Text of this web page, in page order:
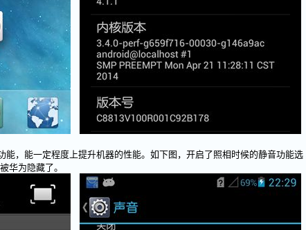
，能一定程度上提升机器的性能。如下图，开启了照相时候的静音功能选
华为隐藏了。